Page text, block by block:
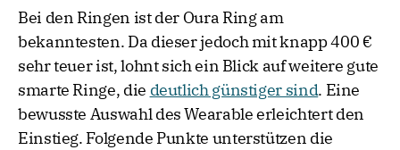
Bei den Ringen ist der Oura Ring am
bekanntesten. Da dieser jedoch mit knapp 400 €
sehr teuer ist, lohnt sich ein Blick auf weitere gute
smarte Ringe, die deutlich günstiger sind. Eine
bewusste Auswahl des Wearable erleichtert den
Einstieg. Folgende Punkte unterstützen die